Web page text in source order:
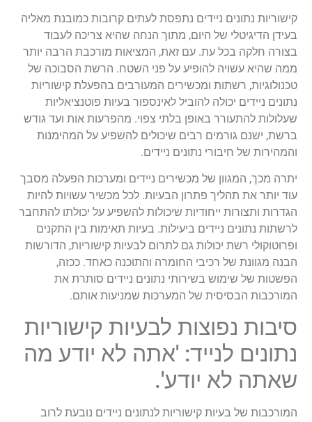
קישוריות נתונים ניידים נתפסת לעתים קרובות כמובנת מאליה
בעידן הדיגיטלי של היום, מתוך הנחה שהיא צריכה לעבוד
בצורה חלקה בכל עת. עם זאת, המציאות מורכבת הרבה יותר
ממה שהיא עשויה להופיע על פני השטח. הרשת הסבוכה של
טכנולוגיות, רשתות ומכשירים המעורבים בהפעלת קישוריות
נתונים ניידים יכולה להוביל לאינספור בעיות פוטנציאליות
שעלולות להתעורר באופן בלתי צפוי. מהפרעות אות ועד גודש
ברשת, ישנם גורמים רבים שיכולים להשפיע על המהימנות
והמהירות של חיבורי נתונים ניידים.
יתרה מכך, המגוון של מכשירים ניידים ומערכות הפעלה מסבך
עוד יותר את תהליך פתרון הבעיות. לכל מכשיר עשויות להיות
הגדרות ותצורות ייחודיות שיכולות להשפיע על יכולתו להתחבר
לרשתות נתונים ניידים ביעילות. בעיות תאימות בין התקנים
ופרוטוקולי רשת יכולות גם לתרום לבעיות קישוריות, הדורשות
הבנה מגוונת של רכיבי החומרה והתוכנה כאחד. ככזה,
הפשטות של שימוש בשירותי נתונים ניידים סותרת את
המורכבות הבסיסית של המערכות שמניעות אותם.
סיבות נפוצות לבעיות קישוריות
נתונים לנייד: 'אתה לא יודע מה
שאתה לא יודע'.
המורכבות של בעיות קישוריות לנתונים ניידים נובעת לרוב